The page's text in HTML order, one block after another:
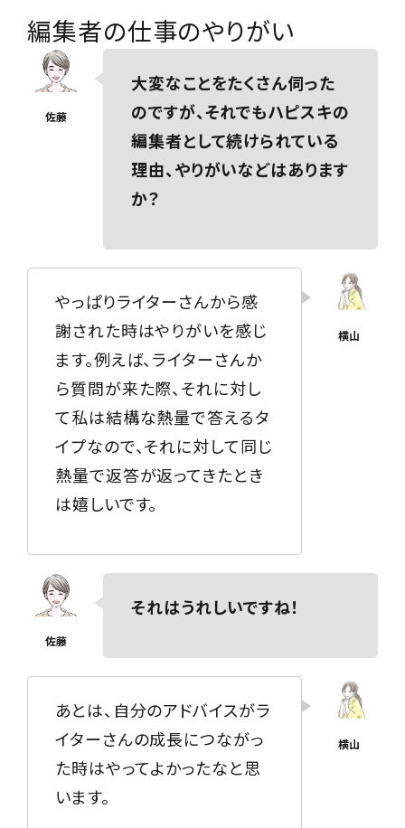
編集者の仕事のやりがい
大変なことをたくさん伺った
のですが、それでもハピスキの
編集者として続けられている
理由、やりがいなどはあります
か？
やっぱりライターさんから感
謝された時はやりがいを感じ
ます。例えば、ライターさんか
ら質問が来た際、それに対し
て私は結構な熱量で答えるタ
イプなので、それに対して同じ
熱量で返答が返ってきたとき
は嬉しいです。
それはうれしいですね！
あとは、自分のアドバイスがラ
イターさんの成長につながっ
た時はやってよかったなと思
います。